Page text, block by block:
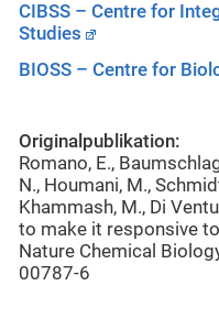
CIBSS – Centre for
Studies
BIOSS – Centre for
Originalpublikation:
Romano, E.,
N., Houmani, M.,
Khammash, M., Di
to make it responsive
Nature Chemical
00787-6